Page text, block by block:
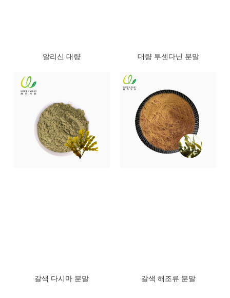
알리신 대량 대량 투센다닌 분말
갈색 다시마 분말 갈색 해조류 분말